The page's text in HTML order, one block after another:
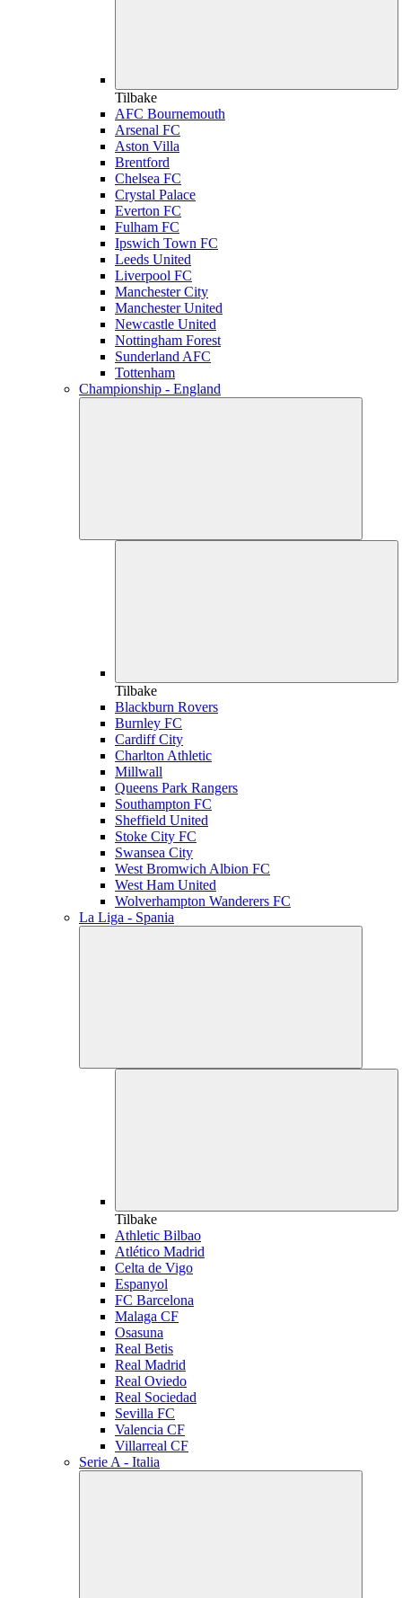
Tilbake
AFC Bournemouth
Arsenal FC
Aston Villa
Brentford
Chelsea FC
Crystal Palace
Everton FC
Fulham FC
Ipswich Town FC
Leeds United
Liverpool FC
Manchester City
Manchester United
Newcastle United
Nottingham Forest
Sunderland AFC
Tottenham
Championship - England
Tilbake
Blackburn Rovers
Burnley FC
Cardiff City
Charlton Athletic
Millwall
Queens Park Rangers
Southampton FC
Sheffield United
Stoke City FC
Swansea City
West Bromwich Albion FC
West Ham United
Wolverhampton Wanderers FC
La Liga - Spania
Tilbake
Athletic Bilbao
Atlético Madrid
Celta de Vigo
Espanyol
FC Barcelona
Malaga CF
Osasuna
Real Betis
Real Madrid
Real Oviedo
Real Sociedad
Sevilla FC
Valencia CF
Villarreal CF
Serie A - Italia